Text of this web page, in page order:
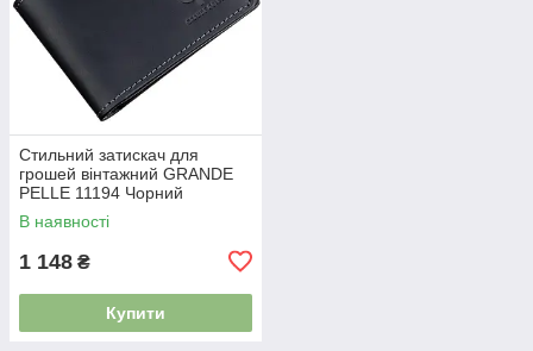
Стильний затискач для
грошей вінтажний GRANDE
PELLE 11194 Чорний
3782858
В наявності
1 148 ₴
Купити